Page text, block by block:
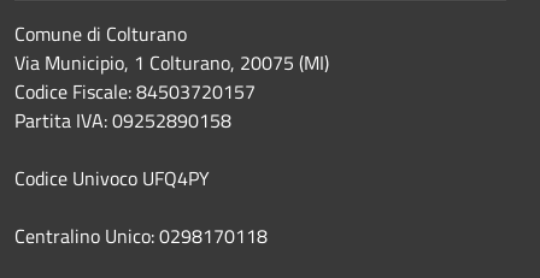
Comune di Colturano
Via Municipio, 1 Colturano, 20075 (MI)
Codice Fiscale: 84503720157
Partita IVA: 09252890158
Codice Univoco UFQ4PY
Centralino Unico: 0298170118